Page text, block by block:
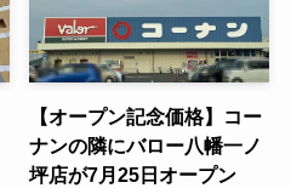
【オープン記念価格】コー
ナンの隣にバロー八幡一ノ
坪店が7月25日オープン